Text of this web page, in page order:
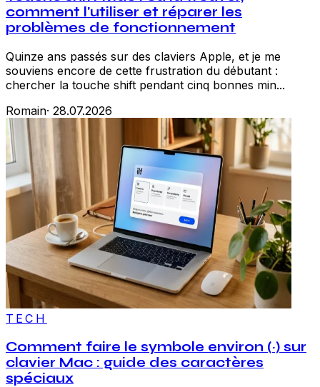
comment l'utiliser et réparer les
problèmes de fonctionnement
Quinze ans passés sur des claviers Apple, et je me
souviens encore de cette frustration du débutant :
chercher la touche shift pendant cinq bonnes min...
Romain· 28.07.2026
TECH
Comment faire le symbole environ (~) sur
clavier Mac : guide des caractères
spéciaux